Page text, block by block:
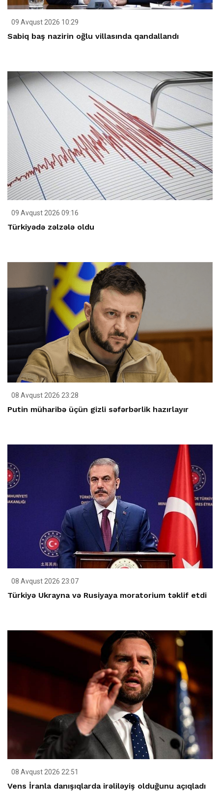
09 Avqust 2026 10:29
Sabiq baş nazirin oğlu villasında qandallandı
09 Avqust 2026 09:16
Türkiyədə zəlzələ oldu
08 Avqust 2026 23:28
Putin müharibə üçün gizli səfərbərlik hazırlayır
08 Avqust 2026 23:07
Türkiyə Ukrayna və Rusiyaya moratorium təklif etdi
08 Avqust 2026 22:51
Vens İranla danışıqlarda irəliləyiş olduğunu açıqladı